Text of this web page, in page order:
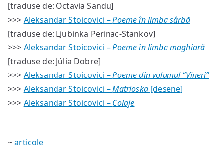
[traduse de: Octavia Sandu]
>>> Aleksandar Stoicovici –Poeme în limba sârbă
[traduse de: Ljubinka Perinac-Stankov]
>>> Aleksandar Stoicovici –Poeme în limba maghiară
[traduse de: Júlia Dobre]
>>> Aleksandar Stoicovici –Poeme din volumul “Vineri”
>>> Aleksandar Stoicovici –Matrioska[desene]
>>> Aleksandar Stoicovici – Colaje
~articole